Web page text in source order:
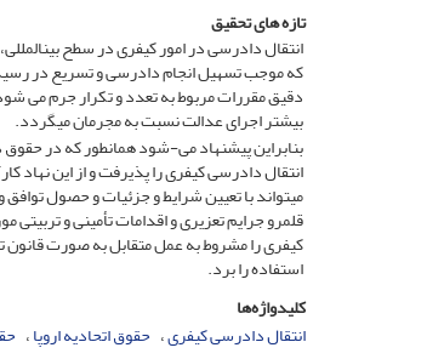
تازه های تحقیق
انتقال دادرسی در امور کیفری در سطح
که موجب تسهیل انجام دادرسی و تسریع در
دقیق مقررات مربوط به تعدد و تکرار جرم می
بیشتر اجرای عدالت نسبت به مجرمان می­گردد.
بنابراین پیشنهاد می-شود همان­طور که در
انتقال دادرسی کیفری را پذیرفت و از این نهاد
می­تواند با تعیین شرایط و جزئیات و حصول
قلمرو جرایم تعزیری و اقدامات تأمینی و
کیفری را مشروط به عمل متقابل به صورت
استفاده را برد.
کلیدواژه‌ها
انتقال دادرسی کیفری حقوق اتحادیه اروپا